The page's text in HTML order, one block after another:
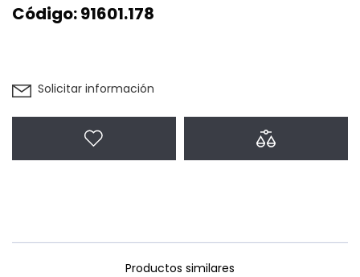
Código:91601.178
Solicitar información
Productos similares